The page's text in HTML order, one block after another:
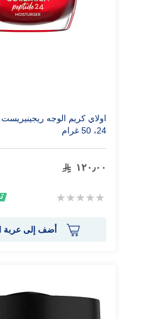
اولاي كريم الوجه ريجينيريست
24، 50 غرام
١٢٠٫٠٠
Rating:
أضف إلى عربة